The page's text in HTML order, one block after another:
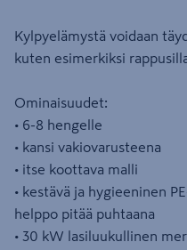
Kylpyelämystä voidaan
kuten esimerkiksi
Ominaisuudet:
• 6-8 hengelle
• kansi vakiovarusteena
• itse koottava malli
• kestävä ja hygieeninen
helppo pitää puhtaana
• 30 kW lasiluukullinen